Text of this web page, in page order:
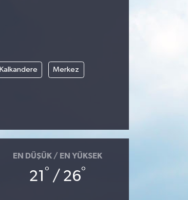
Kalkandere Merkez
EN DÜŞÜK / EN YÜKSEK
21 ° / 26°